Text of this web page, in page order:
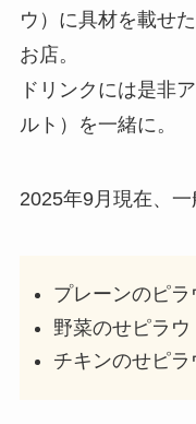
ウ）に具材を載せ
お店。
ドリンクには是非
ルト）を一緒に。
2025年9月現在、一
プレーンのピ
野菜のせピラ
チキンのせピ